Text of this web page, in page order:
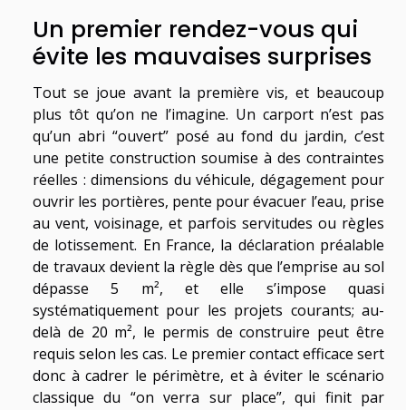
Un premier rendez-vous qui
évite les mauvaises surprises
Tout se joue avant la première vis, et beaucoup
plus tôt qu’on ne l’imagine. Un carport n’est pas
qu’un abri “ouvert” posé au fond du jardin, c’est
une petite construction soumise à des contraintes
réelles : dimensions du véhicule, dégagement pour
ouvrir les portières, pente pour évacuer l’eau, prise
au vent, voisinage, et parfois servitudes ou règles
de lotissement. En France, la déclaration préalable
de travaux devient la règle dès que l’emprise au sol
dépasse 5 m², et elle s’impose quasi
systématiquement pour les projets courants; au-
delà de 20 m², le permis de construire peut être
requis selon les cas. Le premier contact efficace sert
donc à cadrer le périmètre, et à éviter le scénario
classique du “on verra sur place”, qui finit par